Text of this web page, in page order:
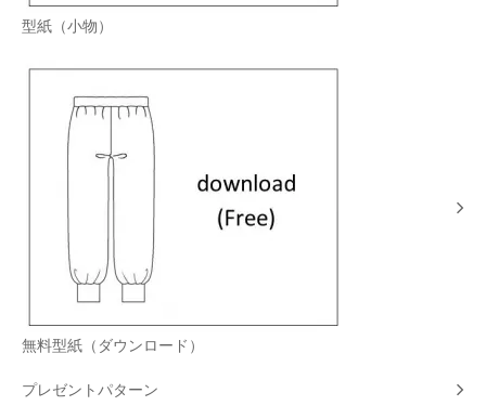
型紙（小物）
無料型紙（ダウンロード）
プレゼントパターン